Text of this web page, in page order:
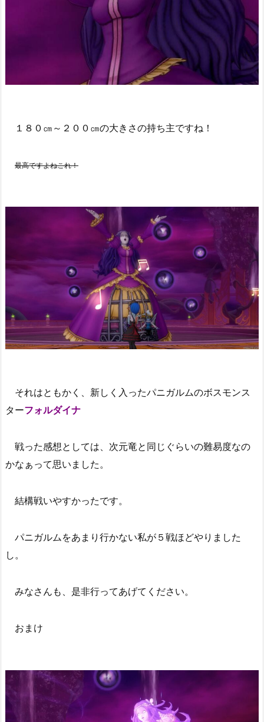
１８０㎝～２００㎝の大きさの持ち主ですね！
最高ですよねこれ！
それはともかく、新しく入ったパニガルムのボスモンス
ターフォルダイナ
戦った感想としては、次元竜と同じぐらいの難易度なの
かなぁって思いました。
結構戦いやすかったです。
パニガルムをあまり行かない私が５戦ほどやりました
し。
みなさんも、是非行ってあげてください。
おまけ